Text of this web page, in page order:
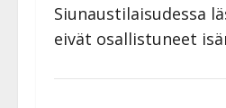
Siunaustilaisudessa
eivät osallistuneet